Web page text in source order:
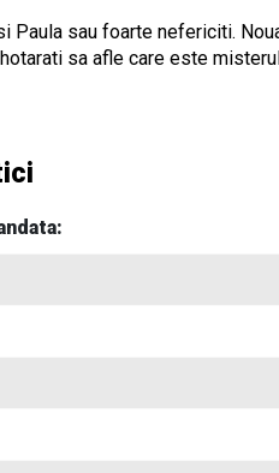
Paula sau foarte nefericiti.
sa afle care este